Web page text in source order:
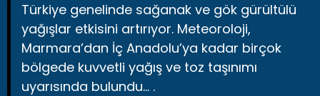
Türkiye genelinde sağanak ve gök gürültülü
yağışlar etkisini artırıyor. Meteoroloji,
Marmara’dan İç Anadolu’ya kadar birçok
bölgede kuvvetli yağış ve toz taşınımı
uyarısında bulundu… .